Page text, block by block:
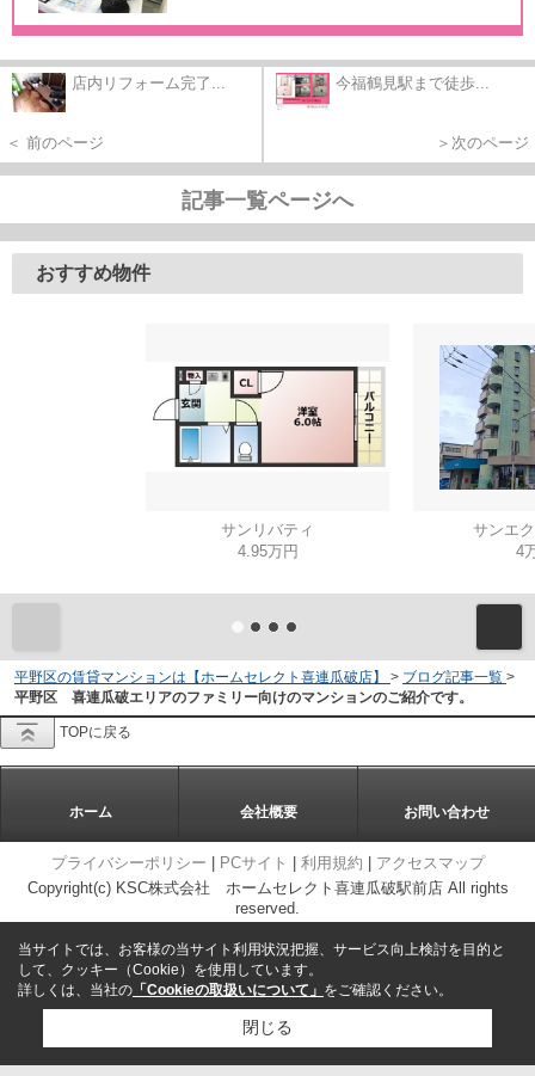
店内リフォーム完了...
＜ 前のページ
今福鶴見駅まで徒歩...
＞次のページ
記事一覧ページへ
おすすめ物件
サンリバティ
4.95万円
サンエ
4
平野区の賃貸マンションは【ホームセレクト喜連瓜破店】 > ブログ記事一覧 >
平野区 喜連瓜破エリアのファミリー向けのマンションのご紹介です。
TOPに戻る
ホーム 会社概要 お問い合わせ
プライバシーポリシー | PCサイト | 利用規約 | アクセスマップ
Copyright(c) KSC株式会社 ホームセレクト喜連瓜破駅前店 All rights
reserved.
当サイトでは、お客様の当サイト利用状況把握、サービス向上検討を目的と
して、クッキー（Cookie）を使用しています。
詳しくは、当社の 「Cookieの取扱いについて」 をご確認ください。
閉じる